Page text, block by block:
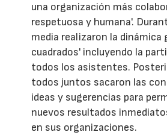
una organización más
respetuosa y humana'.
media realizaron la dinámica
cuadrados' incluyendo la
todos los asistentes.
todos juntos sacaron las
ideas y sugerencias para
nuevos resultados
en sus organizaciones.